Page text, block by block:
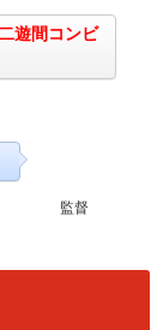
遊間コンビ
監督